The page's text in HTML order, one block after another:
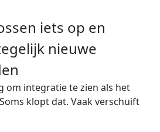
iets op en
nieuwe
om integratie te zien als het
klopt dat. Vaak verschuift